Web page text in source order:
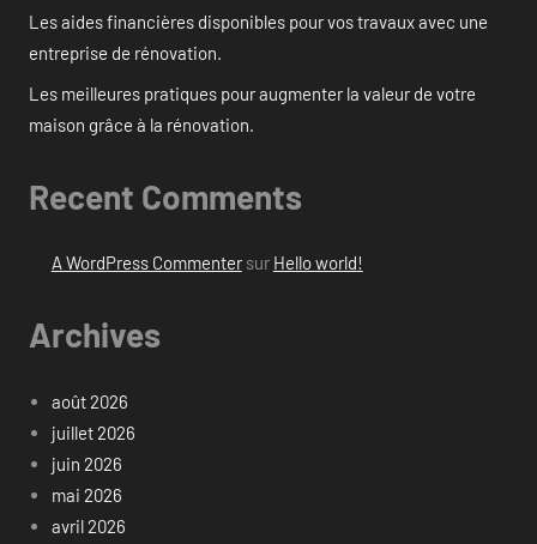
Les aides financières disponibles pour vos travaux avec une
entreprise de rénovation.
Les meilleures pratiques pour augmenter la valeur de votre
maison grâce à la rénovation.
Recent Comments
A WordPress Commentersur Hello world!
Archives
août 2026
juillet 2026
juin 2026
mai 2026
avril 2026